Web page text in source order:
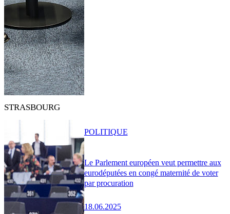
STRASBOURG
Le Parlement européen veut permettre aux
eurodéputées en congé maternité de voter
par procuration
18.06.2025
POLITIQUE